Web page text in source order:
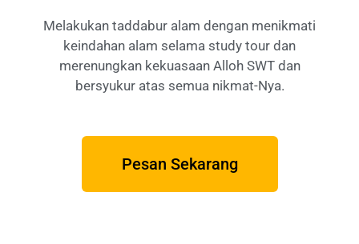
Melakukan taddabur alam dengan menikmati
keindahan alam selama study tour dan
merenungkan kekuasaan Alloh SWT dan
bersyukur atas semua nikmat-Nya.
Pesan Sekarang